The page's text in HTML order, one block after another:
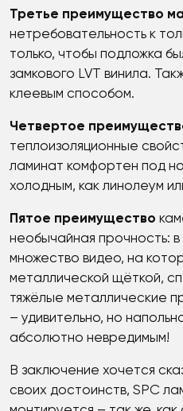
Третье преимущество
нетребовательность к
только, чтобы подложка
замкового LVT винила.
клеевым способом.
Четвертое
теплоизоляционные
ламинат комфортен под
холодным, как линолеум
Пятое преимущество
необычайная прочность:
множество видео, на
металлической щёткой,
тяжёлые металлические
– удивительно, но
абсолютно невредимым!
В заключение хочется
своих достоинств, SPC